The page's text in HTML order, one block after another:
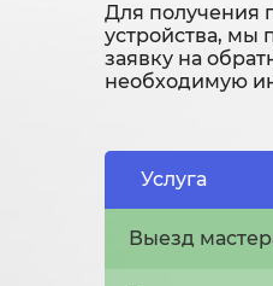
Для получения
устройства, мы
заявку на
необходимую
Услуга
Выезд